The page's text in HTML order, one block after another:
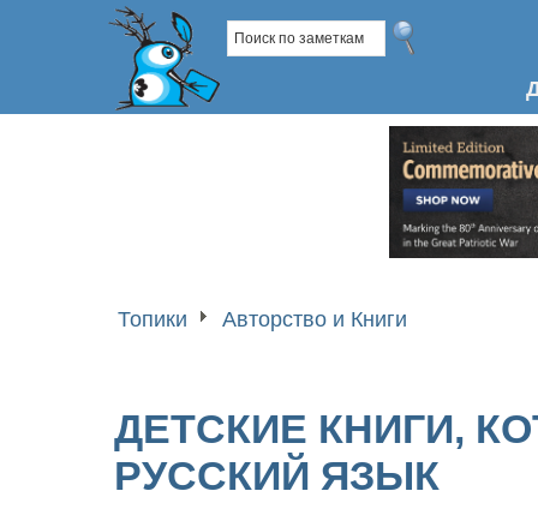
Топики Авторство и Книги
ДЕТСКИЕ КНИГИ,
РУССКИЙ ЯЗЫК